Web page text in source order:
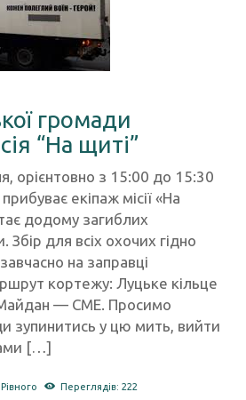
громади
“На щиті”
орієнтовно з 15:00 до 15:30
екіпаж місії «На
додому загиблих
Збір для всіх охочих гідно
на заправці
кортежу: Луцьке кільце
— СМЕ. Просимо
зупинитись у цю мить, вийти
[…]
Переглядів: 222